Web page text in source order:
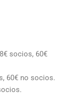
socios, 60€
60€ no socios.